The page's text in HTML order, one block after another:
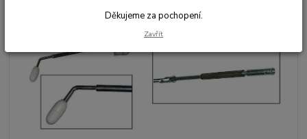
Děkujeme za pochopení.
Zavřít